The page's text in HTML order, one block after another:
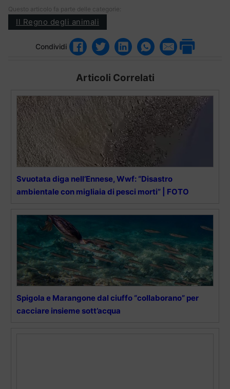
Questo articolo fa parte delle categorie:
Il Regno degli animali
Condividi
Articoli Correlati
Svuotata diga nell’Ennese, Wwf: “Disastro
ambientale con migliaia di pesci morti” | FOTO
Spigola e Marangone dal ciuffo “collaborano” per
cacciare insieme sott’acqua